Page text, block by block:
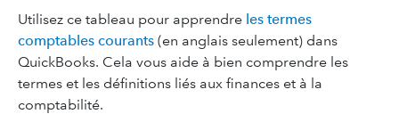
Utilisez ce tableau pour apprendre les termes
comptables courants (en anglais seulement) dans
QuickBooks. Cela vous aide à bien comprendre les
termes et les définitions liés aux finances et à la
comptabilité.